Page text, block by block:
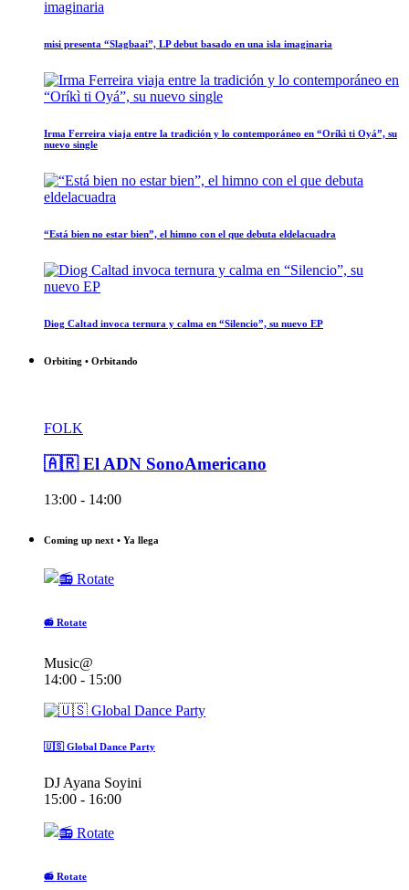
misi presenta “Slagbaai”, LP debut basado en una isla imaginaria
Irma Ferreira viaja entre la tradición y lo contemporáneo en “Oríkì ti Oyá”, su
nuevo single
“Está bien no estar bien”, el himno con el que debuta eldelacuadra
Diog Caltad invoca ternura y calma en “Silencio”, su nuevo EP
Orbiting • Orbitando
FOLK
🇦🇷 El ADN SonoAmericano
13:00 - 14:00
Coming up next • Ya llega
📻 Rotate
Music@
14:00 - 15:00
🇺🇸 Global Dance Party
DJ Ayana Soyini
15:00 - 16:00
📻 Rotate